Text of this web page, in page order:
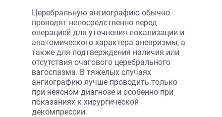
Церебральную ангиографию обычно
проводят непосредственно перед
операцией для уточнения локализации и
анатомического характера аневризмы, а
также для подтверждения наличия или
отсутствия очагового церебрального
вагоспазма. В тяжелых случаях
ангиографию лучше проводить только
при неясном диагнозе и особенно при
показаниях к хирургической
декомпрессии.